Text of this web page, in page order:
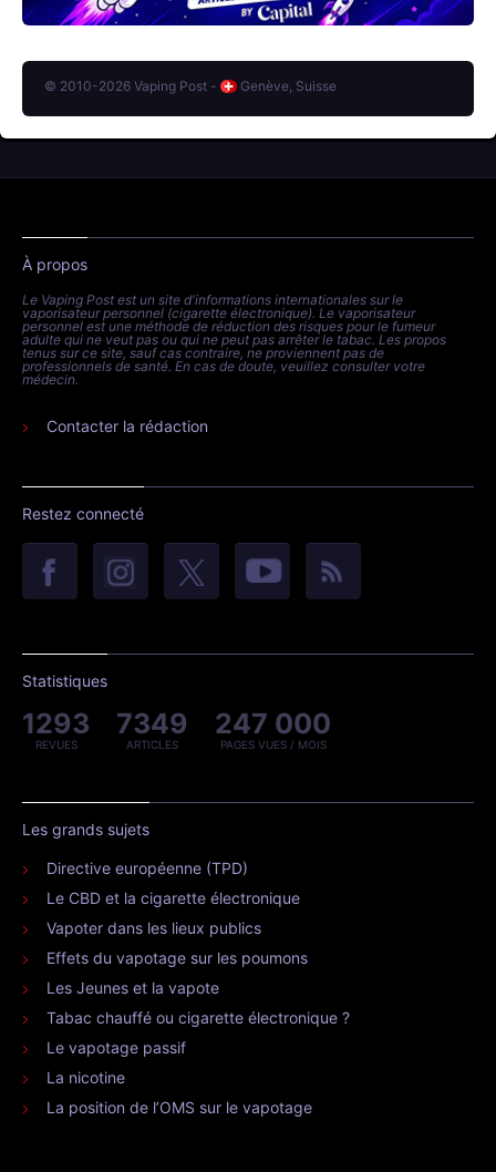
© 2010-2026 Vaping Post - Genève, Suisse
À propos
Le Vaping Post est un site d'informations internationales sur le
vaporisateur personnel (cigarette électronique). Le vaporisateur
personnel est une méthode de réduction des risques pour le fumeur
adulte qui ne veut pas ou qui ne peut pas arrêter le tabac. Les propos
tenus sur ce site, sauf cas contraire, ne proviennent pas de
professionnels de santé. En cas de doute, veuillez consulter votre
médecin.
Contacter la rédaction
Restez connecté
Statistiques
1293
REVUES
7349
ARTICLES
247 000
PAGES VUES / MOIS
Les grands sujets
Directive européenne (TPD)
Le CBD et la cigarette électronique
Vapoter dans les lieux publics
Effets du vapotage sur les poumons
Les Jeunes et la vapote
Tabac chauffé ou cigarette électronique ?
Le vapotage passif
La nicotine
La position de l’OMS sur le vapotage